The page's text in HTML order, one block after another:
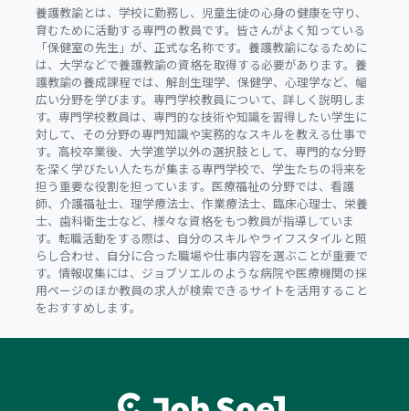
養護教諭とは、学校に勤務し、児童生徒の心身の健康を守り、
育むために活動する専門の教員です。皆さんがよく知っている
「保健室の先生」が、正式な名称です。養護教諭になるために
は、大学などで養護教諭の資格を取得する必要があります。養
護教諭の養成課程では、解剖生理学、保健学、心理学など、幅
広い分野を学びます。専門学校教員について、詳しく説明しま
す。専門学校教員は、専門的な技術や知識を習得したい学生に
対して、その分野の専門知識や実務的なスキルを教える仕事で
す。高校卒業後、大学進学以外の選択肢として、専門的な分野
を深く学びたい人たちが集まる専門学校で、学生たちの将来を
担う重要な役割を担っています。医療福祉の分野では、看護
師、介護福祉士、理学療法士、作業療法士、臨床心理士、栄養
士、歯科衛生士など、様々な資格をもつ教員が指導していま
す。転職活動をする際は、自分のスキルやライフスタイルと照
らし合わせ、自分に合った職場や仕事内容を選ぶことが重要で
す。情報収集には、ジョブソエルのような病院や医療機関の採
用ページのほか教員の求人が検索できるサイトを活用すること
をおすすめします。